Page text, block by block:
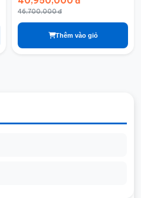
46,700,000 đ
Thêm vào giỏ